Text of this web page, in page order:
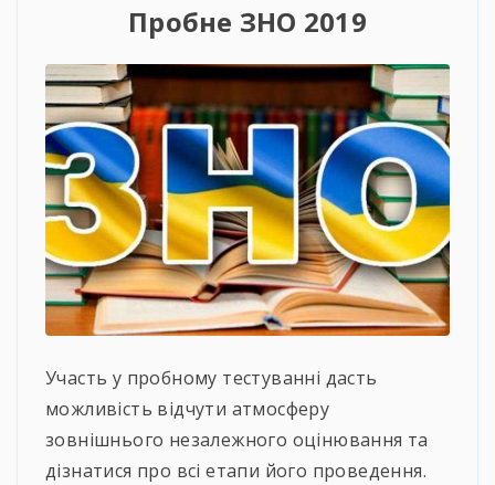
Пробне ЗНО 2019
Участь у пробному тестуванні дасть
можливість відчути атмосферу
зовнішнього незалежного оцінювання та
дізнатися про всі етапи його проведення.